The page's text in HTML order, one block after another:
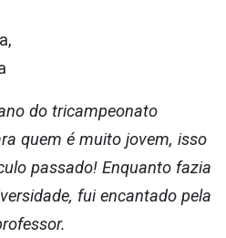
do tricampeonato
quem é muito jovem, isso
passado! Enquanto fazia
fui encantado pela